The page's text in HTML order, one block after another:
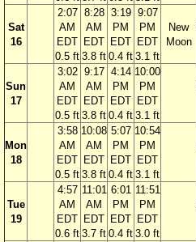
Sat
16
2:07
AM
EDT
0.5 ft
8:28
AM
EDT
3.8 ft
3:19
PM
EDT
0.4 ft
9:07
PM
EDT
3.1 ft
New
Moon
Sun
17
3:02
AM
EDT
0.5 ft
9:17
AM
EDT
3.8 ft
4:14
PM
EDT
0.4 ft
10:00
PM
EDT
3.1 ft
Mon
18
3:58
AM
EDT
0.5 ft
10:08
AM
EDT
3.8 ft
5:07
PM
EDT
0.4 ft
10:54
PM
EDT
3.1 ft
Tue
19
4:57
AM
EDT
0.6 ft
11:01
AM
EDT
3.7 ft
6:01
PM
EDT
0.4 ft
11:51
PM
EDT
3.0 ft